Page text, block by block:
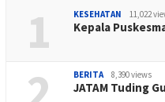
1 KESEHATAN 11,022
Kepala
BERITA 8,390 views
JATAM Tuding